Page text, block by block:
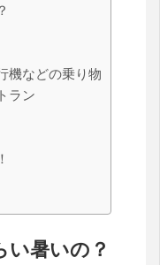
などの乗り物
ラン
暑いの？